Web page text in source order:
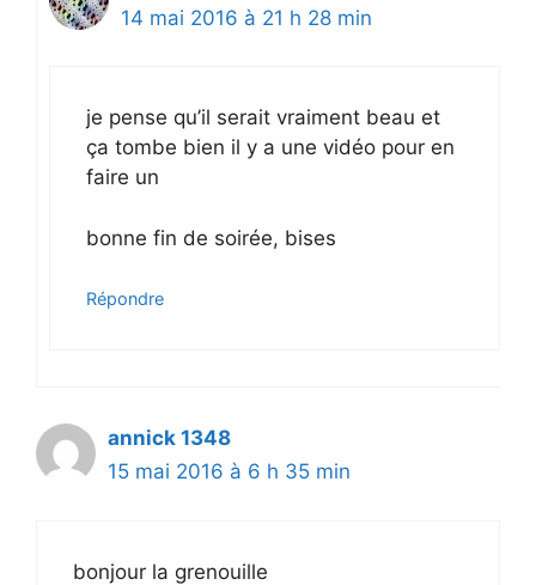
14 mai 2016 à 21 h 28 min
je pense qu’il serait vraiment beau et
ça tombe bien il y a une vidéo pour en
faire un
bonne fin de soirée, bises
Répondre
annick 1348
15 mai 2016 à 6 h 35 min
bonjour la grenouille